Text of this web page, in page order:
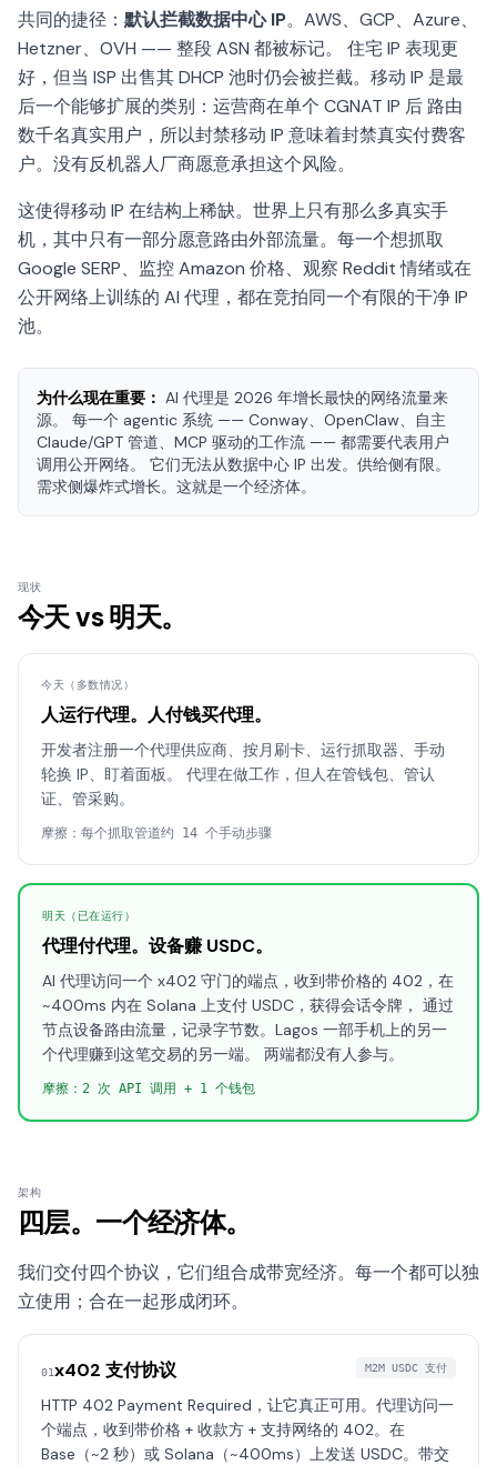
共同的捷径： 默认拦截数据中心 IP。AWS、GCP、Azure、
Hetzner、OVH —— 整段 ASN 都被标记。 住宅 IP 表现更
好，但当 ISP 出售其 DHCP 池时仍会被拦截。移动 IP 是最
后一个能够扩展的类别：运营商在单个 CGNAT IP 后 路由
数千名真实用户，所以封禁移动 IP 意味着封禁真实付费客
户。没有反机器人厂商愿意承担这个风险。
这使得移动 IP 在结构上稀缺。世界上只有那么多真实手
机，其中只有一部分愿意路由外部流量。每一个想抓取
Google SERP、监控 Amazon 价格、观察 Reddit 情绪或在
公开网络上训练的 AI 代理，都在竞拍同一个有限的干净 IP
池。
为什么现在重要： AI 代理是 2026 年增长最快的网络流量来
源。 每一个 agentic 系统 —— Conway、OpenClaw、自主
Claude/GPT 管道、MCP 驱动的工作流 —— 都需要代表用户
调用公开网络。 它们无法从数据中心 IP 出发。供给侧有限。
需求侧爆炸式增长。这就是一个经济体。
现状
今天 vs 明天。
今天（多数情况）
人运行代理。人付钱买代理。
开发者注册一个代理供应商、按月刷卡、运行抓取器、手动
轮换 IP、盯着面板。 代理在做工作，但人在管钱包、管认
证、管采购。
摩擦：每个抓取管道约 14 个手动步骤
明天（已在运行）
代理付代理。设备赚 USDC。
AI 代理访问一个 x402 守门的端点，收到带价格的 402，在
~400ms 内在 Solana 上支付 USDC，获得会话令牌， 通过
节点设备路由流量，记录字节数。Lagos 一部手机上的另一
个代理赚到这笔交易的另一端。 两端都没有人参与。
摩擦：2 次 API 调用 + 1 个钱包
架构
四层。一个经济体。
我们交付四个协议，它们组合成带宽经济。每一个都可以独
立使用；合在一起形成闭环。
01x402 支付协议 M2M USDC 支付
HTTP 402 Payment Required，让它真正可用。代理访问一
个端点，收到带价格 + 收款方 + 支持网络的 402。在
Base（~2 秒）或 Solana（~400ms）上发送 USDC。带交